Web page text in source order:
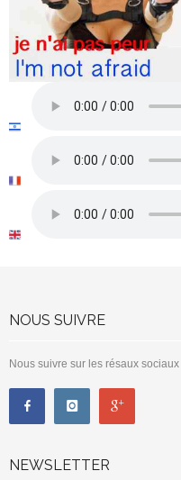
NOUS SUIVRE
Nous suivre sur les résaux sociaux
NEWSLETTER